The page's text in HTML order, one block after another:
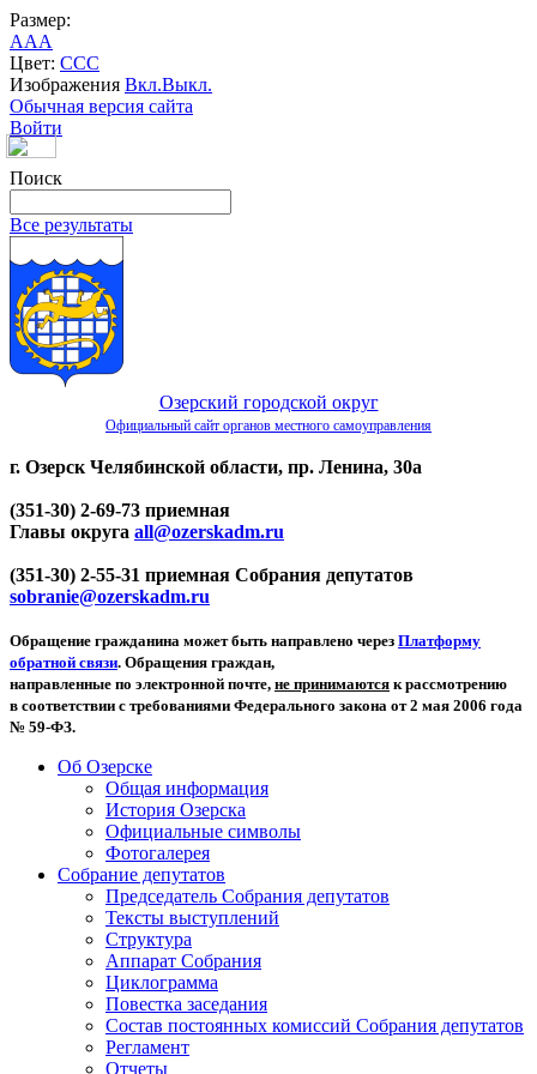
Размер:
AAA
Цвет: CCC
Изображения Вкл.Выкл.
Обычная версия сайта
Войти
Поиск
Все результаты
Озерский городской округ
Официальный сайт органов местного самоуправления
г. Озерск Челябинской области, пр. Ленина, 30а
(351-30) 2-69-73 приемная
Главы округа all@ozerskadm.ru
(351-30) 2-55-31 приемная Собрания депутатов
sobranie@ozerskadm.ru
Обращение гражданина может быть направлено через Платформу
обратной связи. Обращения граждан,
направленные по электронной почте, не принимаются к рассмотрению
в соответствии с требованиями Федерального закона от 2 мая 2006 года
№ 59-ФЗ.
Об Озерске
Общая информация
История Озерска
Официальные символы
Фотогалерея
Собрание депутатов
Председатель Собрания депутатов
Тексты выступлений
Структура
Аппарат Собрания
Циклограмма
Повестка заседания
Состав постоянных комиссий Собрания депутатов
Регламент
Отчеты